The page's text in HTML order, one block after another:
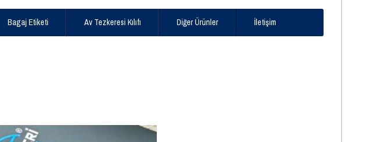
Bagaj Etiketi Av Tezkeresi Kılıfı Diğer Ürünler İletişim